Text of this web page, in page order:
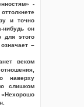
-
и точно
нибудь он
для этого
–
веком
наверху
слишком